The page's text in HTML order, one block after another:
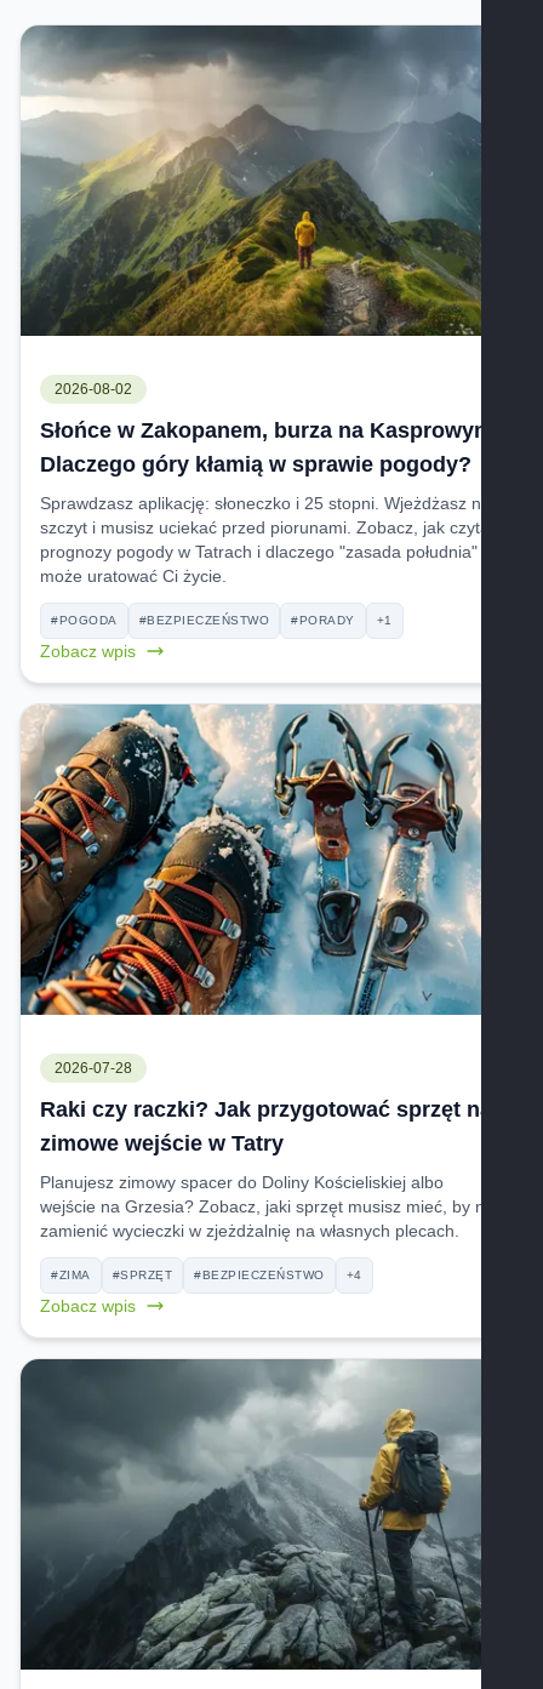
2026-08-02
Słońce w Zakopanem, burza na Kasprowym.
Dlaczego góry kłamią w sprawie pogody?
Sprawdzasz aplikację: słoneczko i 25 stopni. Wjeżdżasz na
szczyt i musisz uciekać przed piorunami. Zobacz, jak czytać
prognozy pogody w Tatrach i dlaczego "zasada południa"
może uratować Ci życie.
#POGODA #BEZPIECZEŃSTWO #PORADY +1
Zobacz wpis
2026-07-28
Raki czy raczki? Jak przygotować sprzęt na
zimowe wejście w Tatry
Planujesz zimowy spacer do Doliny Kościeliskiej albo
wejście na Grzesia? Zobacz, jaki sprzęt musisz mieć, by nie
zamienić wycieczki w zjeżdżalnię na własnych plecach.
#ZIMA #SPRZĘT #BEZPIECZEŃSTWO +4
Zobacz wpis